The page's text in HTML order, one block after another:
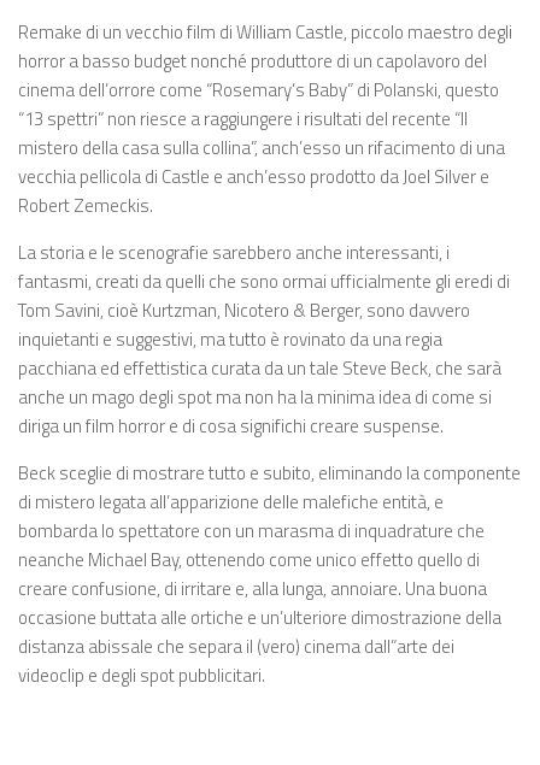
Remake di un vecchio film di William Castle, piccolo maestro degli
horror a basso budget nonché produttore di un capolavoro del
cinema dell’orrore come “Rosemary’s Baby” di Polanski, questo
“13 spettri” non riesce a raggiungere i risultati del recente “Il
mistero della casa sulla collina”, anch’esso un rifacimento di una
vecchia pellicola di Castle e anch’esso prodotto da Joel Silver e
Robert Zemeckis.
La storia e le scenografie sarebbero anche interessanti, i
fantasmi, creati da quelli che sono ormai ufficialmente gli eredi di
Tom Savini, cioè Kurtzman, Nicotero & Berger, sono davvero
inquietanti e suggestivi, ma tutto è rovinato da una regia
pacchiana ed effettistica curata da un tale Steve Beck, che sarà
anche un mago degli spot ma non ha la minima idea di come si
diriga un film horror e di cosa significhi creare suspense.
Beck sceglie di mostrare tutto e subito, eliminando la componente
di mistero legata all’apparizione delle malefiche entità, e
bombarda lo spettatore con un marasma di inquadrature che
neanche Michael Bay, ottenendo come unico effetto quello di
creare confusione, di irritare e, alla lunga, annoiare. Una buona
occasione buttata alle ortiche e un’ulteriore dimostrazione della
distanza abissale che separa il (vero) cinema dall”arte dei
videoclip e degli spot pubblicitari.